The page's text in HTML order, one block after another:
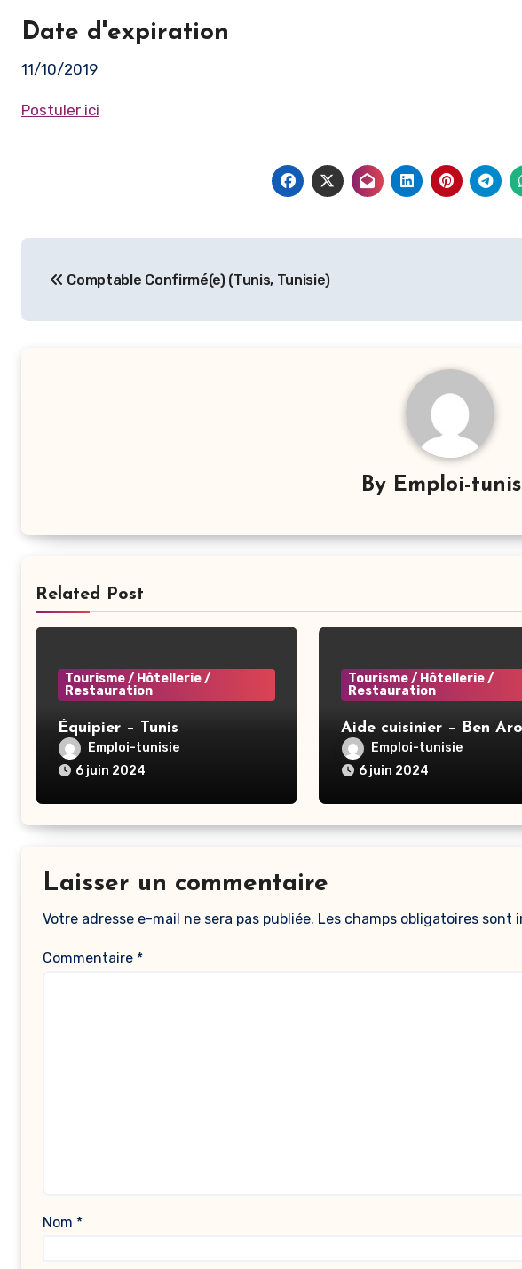
Date d'expiration
11/10/2019
Postuler ici
de
l’article
Comptable Confirmé(e) (Tunis, Tunisie)
By Emploi-
Related Post
Tourisme / Hôtellerie /
Restauration
Équipier – Tunis
Emploi-tunisie
6 juin 2024
Tourisme / Hôtellerie /
Restauration
Aide cuisinier – Ben
Emploi-tunisie
6 juin 2024
Laisser un commentaire
Votre adresse e-mail ne sera pas publiée. Les champs obligatoires sont
Commentaire *
Nom *